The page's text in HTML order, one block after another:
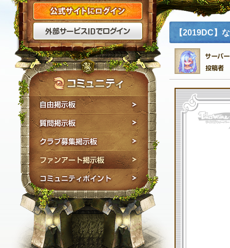
公式サイトにログイン
外部サービスIDでログ
自由掲示板
質問掲示板
【2019DC】